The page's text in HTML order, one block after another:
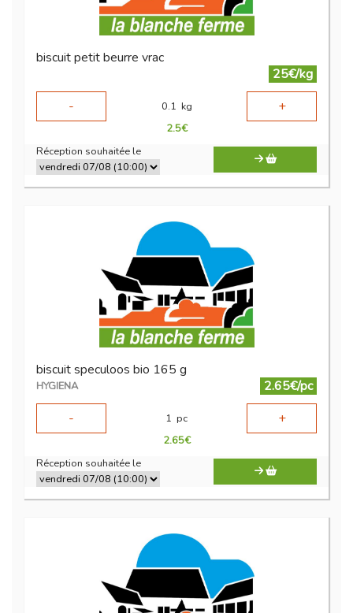
biscuit petit beurre vrac
25€/kg
-
0.1 kg +
2.5€
Réception souhaitée le
biscuit speculoos bio 165 g
HYGIENA
2.65€/pc
-
1 pc +
2.65€
Réception souhaitée le